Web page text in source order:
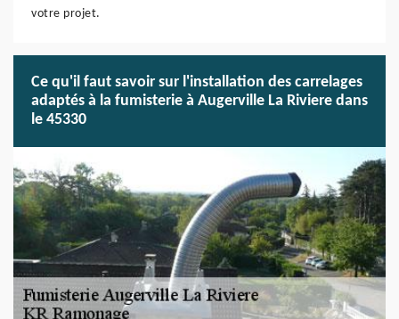
votre projet.
Ce qu'il faut savoir sur l'installation des carrelages
adaptés à la fumisterie à Augerville La Riviere dans
le 45330